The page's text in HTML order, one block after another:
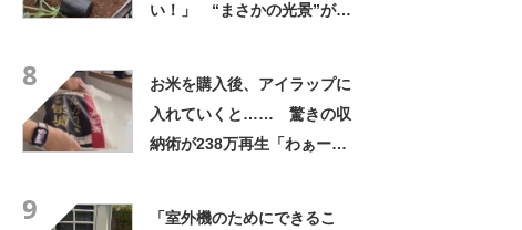
い！」 “まさかの光景”が
8
お米を購入後、アイラップに
入れていくと…… 驚きの収
納術が238万再生「わぁー！
9
「室外機のためにできるこ